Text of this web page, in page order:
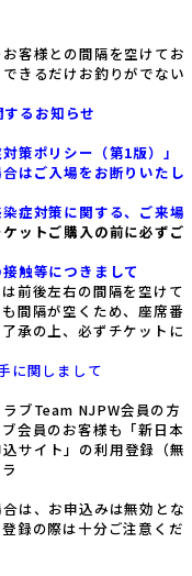
客様との間隔を空けてお
きるだけお釣りがでない
るお知らせ
策ポリシー（第1版）」
はご入場をお断りいたし
症対策に関する、ご来場
ットご購入の前に必ずご
触等につきまして
前後左右の間隔を空けて
間隔が空くため、座席番
承の上、必ずチケットに
に関しまして
ブTeam NJPW会員の方
会員のお客様も「新日本
サイト」の利用登録（無
は、お申込みは無効とな
録の際は十分ご注意くだ